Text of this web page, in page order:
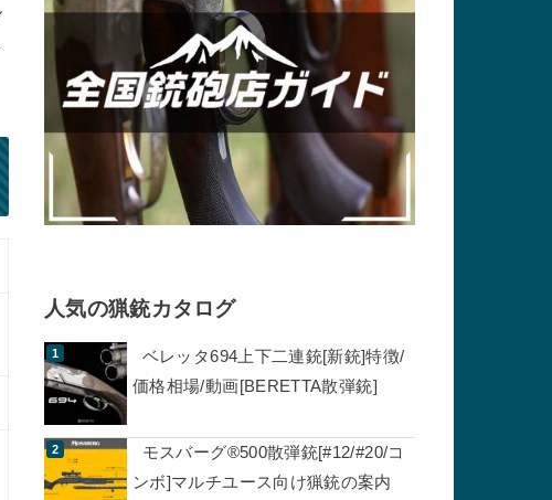
人気の猟銃カタログ
ベレッタ694上下二連銃[新銃]特徴/
価格相場/動画[BERETTA散弾銃]
モスバーグ®500散弾銃[#12/#20/コ
ンボ]マルチユース向け猟銃の案内